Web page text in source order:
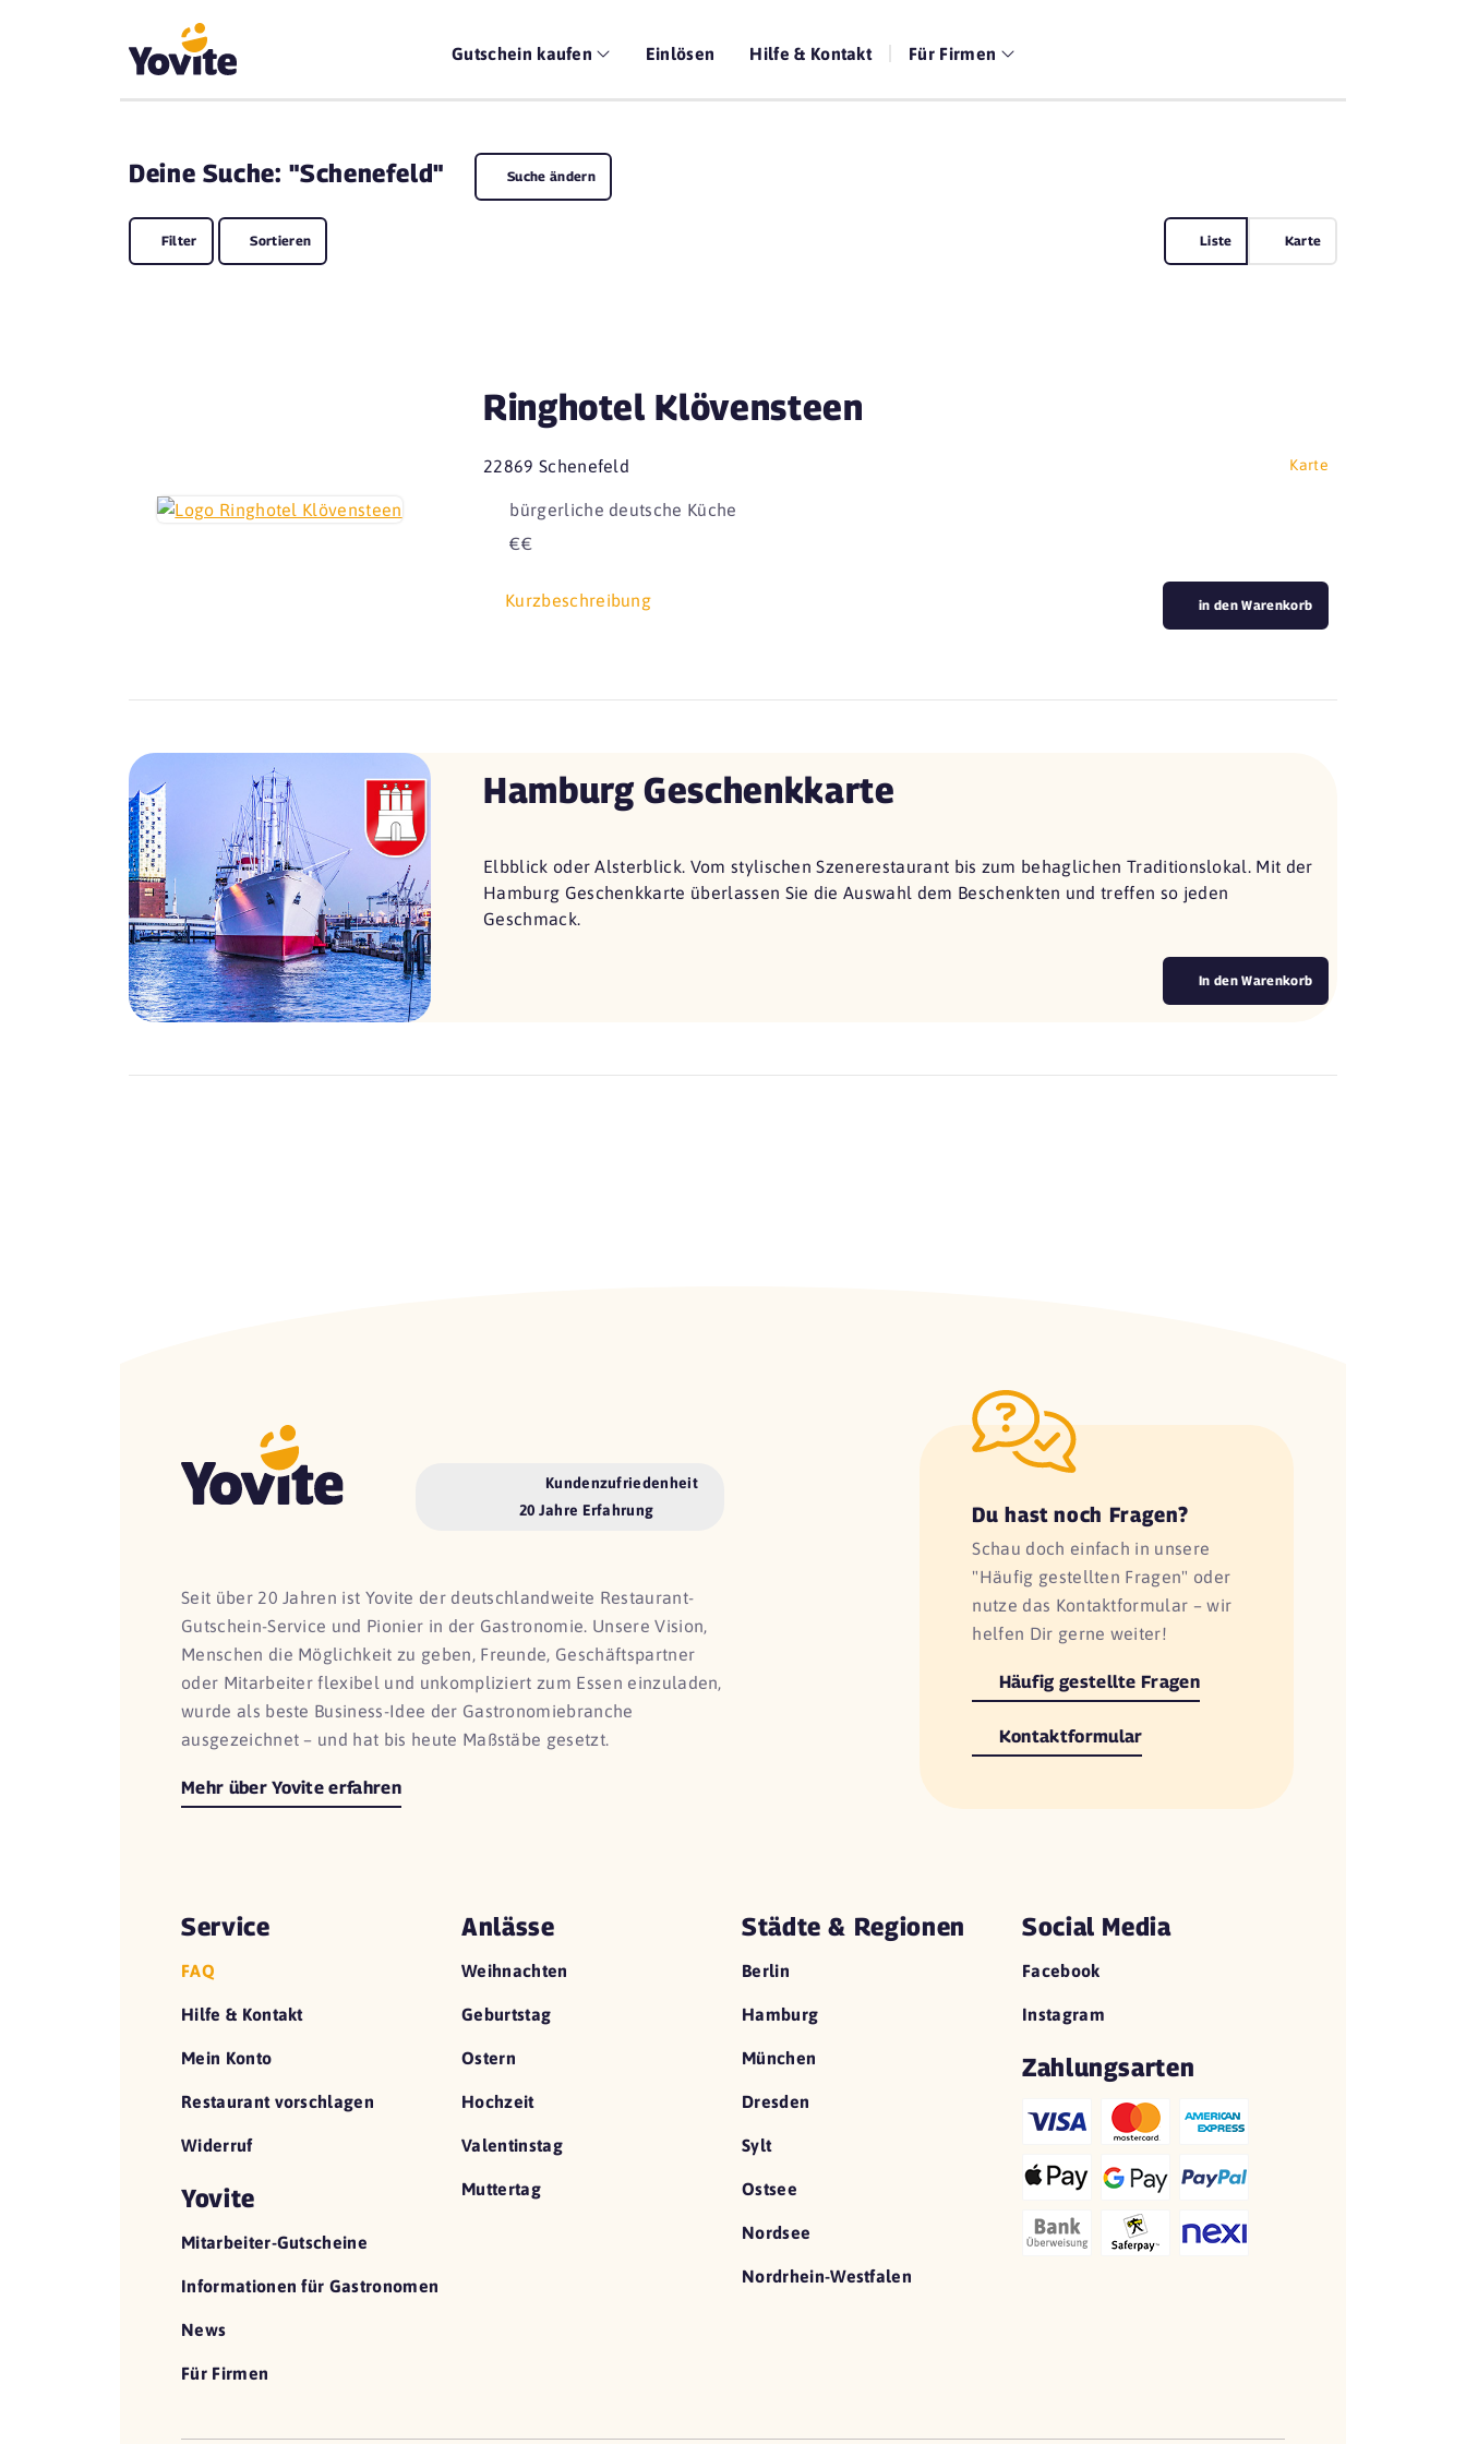
Gutschein kaufen Einlösen Hilfe & Kontakt Für Firmen
Deine Suche: "Schenefeld" Suche ändern
Filter Sortieren Liste Karte
Ringhotel Klövensteen
22869 Schenefeld Karte
bürgerliche deutsche Küche
€€
Kurzbeschreibung in den Warenkorb
Hamburg Geschenkkarte
Elbblick oder Alsterblick. Vom stylischen Szenerestaurant bis zum behaglichen Traditionslokal. Mit der
Hamburg Geschenkkarte überlassen Sie die Auswahl dem Beschenkten und treffen so jeden
Geschmack.
In den Warenkorb
Kundenzufriedenheit
20 Jahre Erfahrung
Seit über 20 Jahren ist Yovite der deutschlandweite Restaurant-
Gutschein-Service und Pionier in der Gastronomie. Unsere Vision,
Menschen die Möglichkeit zu geben, Freunde, Geschäftspartner
oder Mitarbeiter flexibel und unkompliziert zum Essen einzuladen,
wurde als beste Business-Idee der Gastronomiebranche
ausgezeichnet – und hat bis heute Maßstäbe gesetzt.
Mehr über Yovite erfahren
Du hast noch Fragen?
Schau doch einfach in unsere
"Häufig gestellten Fragen" oder
nutze das Kontaktformular – wir
helfen Dir gerne weiter!
Häufig gestellte Fragen
Kontaktformular
Service
FAQ
Hilfe & Kontakt
Mein Konto
Restaurant vorschlagen
Widerruf
Yovite
Mitarbeiter-Gutscheine
Informationen für Gastronomen
News
Für Firmen
Anlässe
Weihnachten
Geburtstag
Ostern
Hochzeit
Valentinstag
Muttertag
Städte & Regionen
Berlin
Hamburg
München
Dresden
Sylt
Ostsee
Nordsee
Nordrhein-Westfalen
Social Media
Facebook
Instagram
Zahlungsarten